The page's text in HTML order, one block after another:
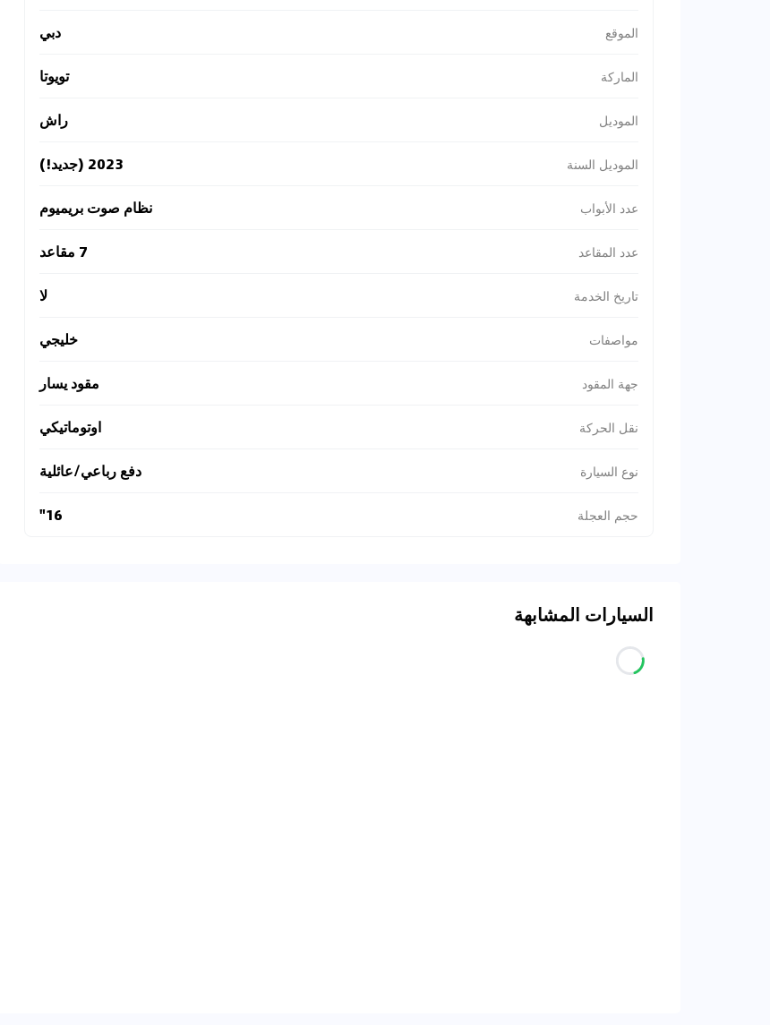
الموقع دبي
الماركة تويوتا
الموديل راش
الموديل السنة 2023 (جديد!)
عدد الأبواب نظام صوت بريميوم
عدد المقاعد 7 مقاعد
تاريخ الخدمة لا
مواصفات خليجي
جهة المقود مقود يسار
نقل الحركة اوتوماتيكي
نوع السيارة دفع رباعي/عائلية
حجم العجلة 16"
السيارات المشابهة